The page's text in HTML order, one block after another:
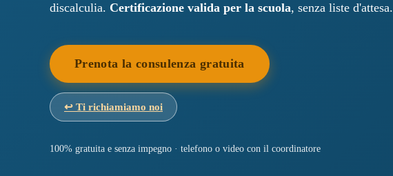
discalculia. Certificazione valida per la scuola, senza liste d'attesa.
Prenota la consulenza gratuita
↩ Ti richiamiamo noi
100% gratuita e senza impegno · telefono o video con il coordinatore